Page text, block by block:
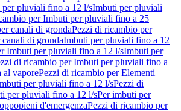
pluviali fino a 12 l/sImbuti per pluviali
per Imbuti per pluviali fino a 25
canali di grondaPezzi di ricambio per
di grondaImbuti per pluviali fino a 12
Imbuti per pluviali fino a 12 l/sImbuti per
di ricambio per Imbuti per pluviali fino a
al vaporePezzi di ricambio per Elementi
per pluviali fino a 12 l/sPezzi di
per pluviali fino a 12 l/sPer imbuti per
d'emergenzaPezzi di ricambio per